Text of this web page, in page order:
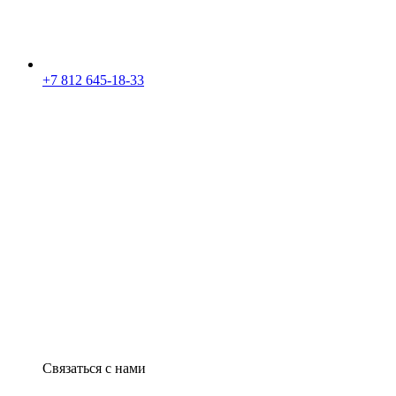
+7 812 645-18-33
Связаться с нами